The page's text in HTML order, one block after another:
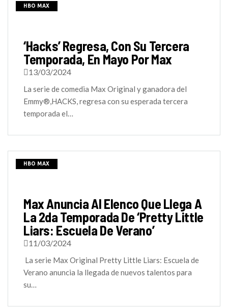
HBO MAX
‘Hacks’ Regresa, Con Su Tercera
Temporada, En Mayo Por Max
13/03/2024
La serie de comedia Max Original y ganadora del
Emmy®,HACKS, regresa con su esperada tercera
temporada el…
HBO MAX
Max Anuncia Al Elenco Que Llega A
La 2da Temporada De ‘Pretty Little
Liars: Escuela De Verano’
11/03/2024
La serie Max Original Pretty Little Liars: Escuela de
Verano anuncia la llegada de nuevos talentos para
su…